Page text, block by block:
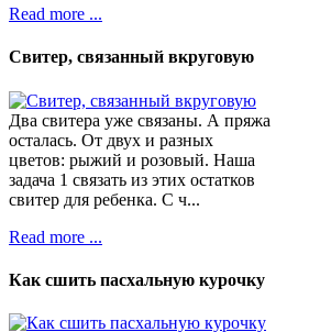
Read more ...
Свитер, связанный вкруговую
Два свитера уже связаны. А пряжа
осталась. От двух и разных
цветов: рыжий и розовый. Наша
задача 1 связать из этих остатков
свитер для ребенка. С ч...
Read more ...
Как сшить пасхальную курочку